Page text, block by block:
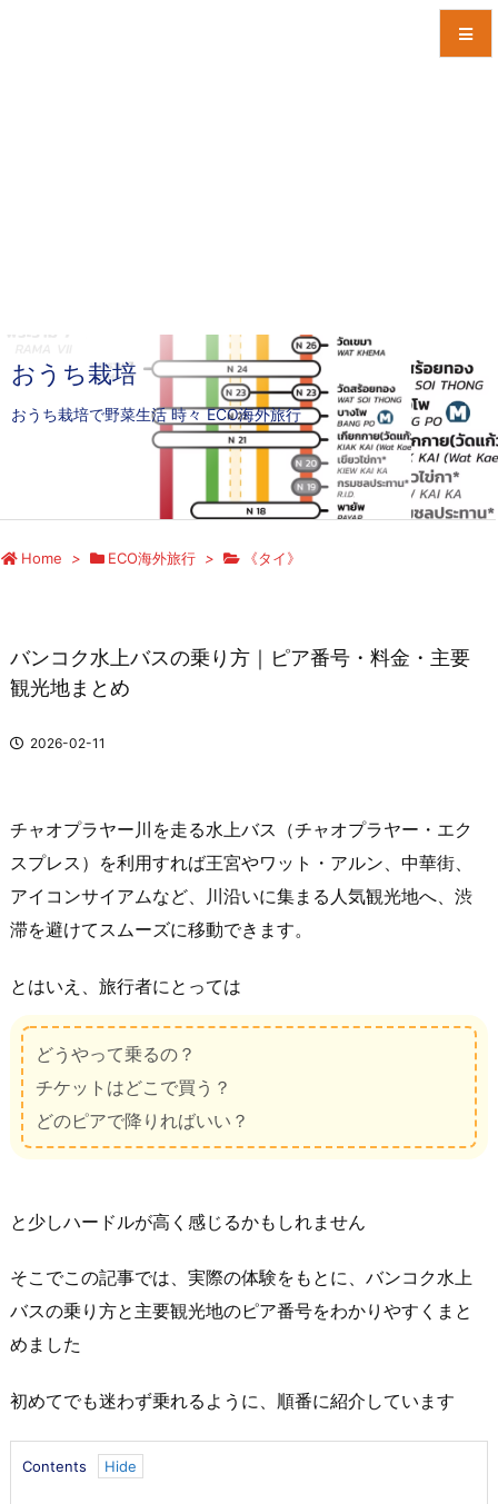
おうち栽培
おうち栽培で野菜生活 時々 ECO海外旅行
Home > ECO海外旅行 > 《タイ》
バンコク水上バスの乗り方｜ピア番号・料金・主要
観光地まとめ
2026-02-11
チャオプラヤー川を走る水上バス（チャオプラヤー・エク
スプレス）を利用すれば王宮やワット・アルン、中華街、
アイコンサイアムなど、川沿いに集まる人気観光地へ、渋
滞を避けてスムーズに移動できます。
とはいえ、旅行者にとっては
どうやって乗るの？
チケットはどこで買う？
どのピアで降りればいい？
と少しハードルが高く感じるかもしれません
そこでこの記事では、実際の体験をもとに、バンコク水上
バスの乗り方と主要観光地のピア番号をわかりやすくまと
めました
初めてでも迷わず乗れるように、順番に紹介しています
Contents